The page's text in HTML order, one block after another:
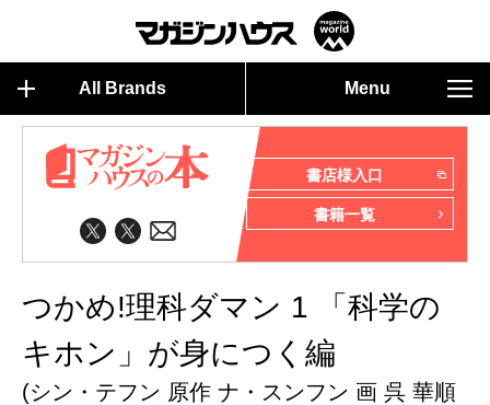
All Brands Menu
書店様入口
書籍一覧
つかめ!理科ダマン 1 「科学の
キホン」が身につく編
(シン・テフン 原作 ナ・スンフン 画 呉 華順